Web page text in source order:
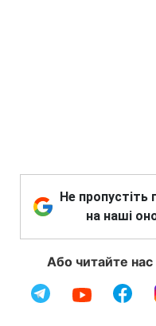
Не пропустіть
на наші
Або читайте